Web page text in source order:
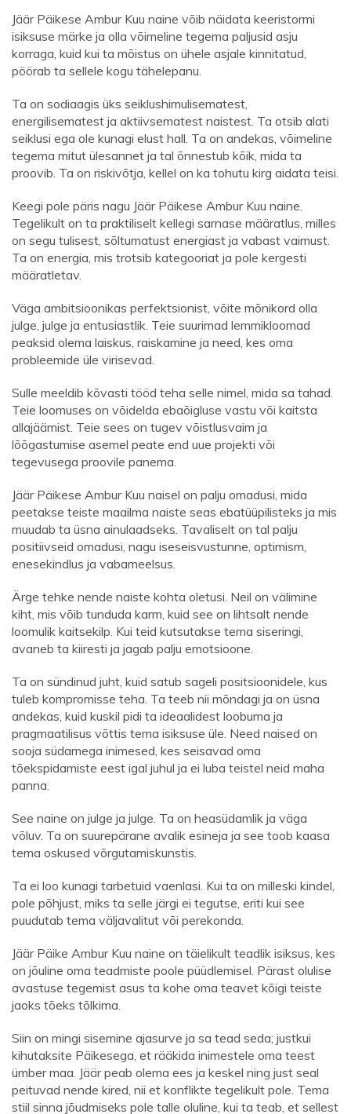
Jäär Päikese Ambur Kuu naine võib näidata keeristormi
isiksuse märke ja olla võimeline tegema paljusid asju
korraga, kuid kui ta mõistus on ühele asjale kinnitatud,
pöörab ta sellele kogu tähelepanu.
Ta on sodiaagis üks seiklushimulisematest,
energilisematest ja aktiivsematest naistest. Ta otsib alati
seiklusi ega ole kunagi elust hall. Ta on andekas, võimeline
tegema mitut ülesannet ja tal õnnestub kõik, mida ta
proovib. Ta on riskivõtja, kellel on ka tohutu kirg aidata teisi.
Keegi pole päris nagu Jäär Päikese Ambur Kuu naine.
Tegelikult on ta praktiliselt kellegi sarnase määratlus, milles
on segu tulisest, sõltumatust energiast ja vabast vaimust.
Ta on energia, mis trotsib kategooriat ja pole kergesti
määratletav.
Väga ambitsioonikas perfektsionist, võite mõnikord olla
julge, julge ja entusiastlik. Teie suurimad lemmikloomad
peaksid olema laiskus, raiskamine ja need, kes oma
probleemide üle virisevad.
Sulle meeldib kõvasti tööd teha selle nimel, mida sa tahad.
Teie loomuses on võidelda ebaõigluse vastu või kaitsta
allajäämist. Teie sees on tugev võistlusvaim ja
lõõgastumise asemel peate end uue projekti või
tegevusega proovile panema.
Jäär Päikese Ambur Kuu naisel on palju omadusi, mida
peetakse teiste maailma naiste seas ebatüüpilisteks ja mis
muudab ta üsna ainulaadseks. Tavaliselt on tal palju
positiivseid omadusi, nagu iseseisvustunne, optimism,
enesekindlus ja vabameelsus.
Ärge tehke nende naiste kohta oletusi. Neil on välimine
kiht, mis võib tunduda karm, kuid see on lihtsalt nende
loomulik kaitsekilp. Kui teid kutsutakse tema siseringi,
avaneb ta kiiresti ja jagab palju emotsioone.
Ta on sündinud juht, kuid satub sageli positsioonidele, kus
tuleb kompromisse teha. Ta teeb nii mõndagi ja on üsna
andekas, kuid kuskil pidi ta ideaalidest loobuma ja
pragmaatilisus võttis tema isiksuse üle. Need naised on
sooja südamega inimesed, kes seisavad oma
tõekspidamiste eest igal juhul ja ei luba teistel neid maha
panna.
See naine on julge ja julge. Ta on heasüdamlik ja väga
võluv. Ta on suurepärane avalik esineja ja see toob kaasa
tema oskused võrgutamiskunstis.
Ta ei loo kunagi tarbetuid vaenlasi. Kui ta on milleski kindel,
pole põhjust, miks ta selle järgi ei tegutse, eriti kui see
puudutab tema väljavalitut või perekonda.
Jäär Päike Ambur Kuu naine on täielikult teadlik isiksus, kes
on jõuline oma teadmiste poole püüdlemisel. Pärast olulise
avastuse tegemist asus ta kohe oma teavet kõigi teiste
jaoks tõeks tõlkima.
Siin on mingi sisemine ajasurve ja sa tead seda; justkui
kihutaksite Päikesega, et rääkida inimestele oma teest
ümber maa. Jäär peab olema ees ja keskel ning just seal
peituvad nende kired, nii et konflikte tegelikult pole. Tema
stiil sinna jõudmiseks pole talle oluline, kui ta teab, et sellest